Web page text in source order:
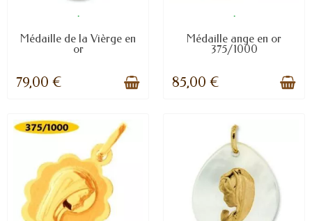
.
Médaille de la Vièrge en
or
79,00 €
.
Médaille ange en or
375/1000
85,00 €